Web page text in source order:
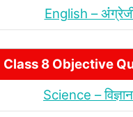
English –
Class 8 Objective
Science – विज्ञान